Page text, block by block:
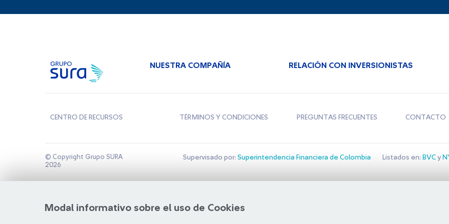
Modal informativo sobre el uso de Cookies
NUESTRA COMPAÑÍA RELACIÓN CON INVERSIONISTAS
CENTRO DE RECURSOS TÉRMINOS Y CONDICIONES PREGUNTAS FRECUENTES CONTACTO
© Copyright Grupo SURA
2026
Supervisado por: Superintendencia Financiera de Colombia Listados en: BVCy